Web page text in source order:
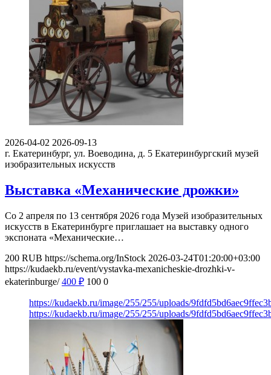
2026-04-02 2026-09-13
г. Екатеринбург, ул. Воеводина, д. 5 Екатеринбургский музей
изобразительных искусств
Выставка «Механические дрожки»
Со 2 апреля по 13 сентября 2026 года Музей изобразительных
искусств в Екатеринбурге приглашает на выставку одного
экспоната «Механические…
200 RUB https://schema.org/InStock 2026-03-24T01:20:00+03:00
https://kudaekb.ru/event/vystavka-mexanicheskie-drozhki-v-
ekaterinburge/ 400 ₽ 100 0
https://kudaekb.ru/image/255/255/uploads/
https://kudaekb.ru/image/255/255/uploads/